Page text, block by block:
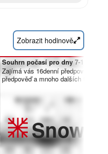
Zobrazit hodinově
Souhrn počasí pro dny 7-16:
Zajímá vás 16denní předpověď?
předpověď a mnoho dalších funkcí
Snow